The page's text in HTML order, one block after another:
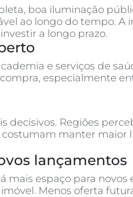
boa iluminação
ao longo do tempo. A
a longo prazo.
e serviços de
especialmente
decisivos. Regiões
manter maior
lançamentos
mais espaço para
Menos oferta